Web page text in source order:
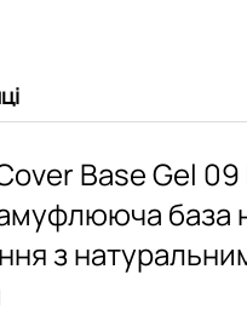
Base Gel 09
база
з